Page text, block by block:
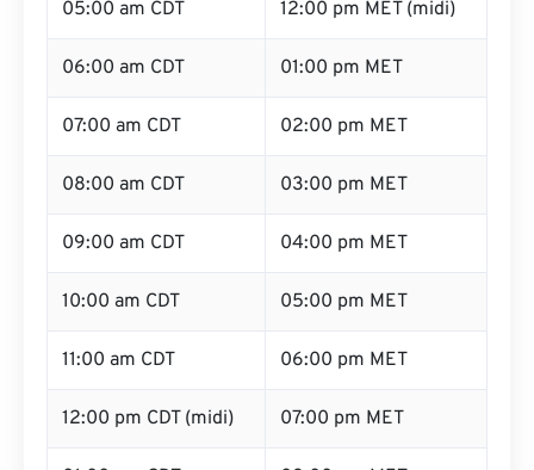
05:00 am CDT 12:00 pm MET (midi)
06:00 am CDT 01:00 pm MET
07:00 am CDT 02:00 pm MET
08:00 am CDT 03:00 pm MET
09:00 am CDT 04:00 pm MET
10:00 am CDT 05:00 pm MET
11:00 am CDT 06:00 pm MET
12:00 pm CDT (midi) 07:00 pm MET